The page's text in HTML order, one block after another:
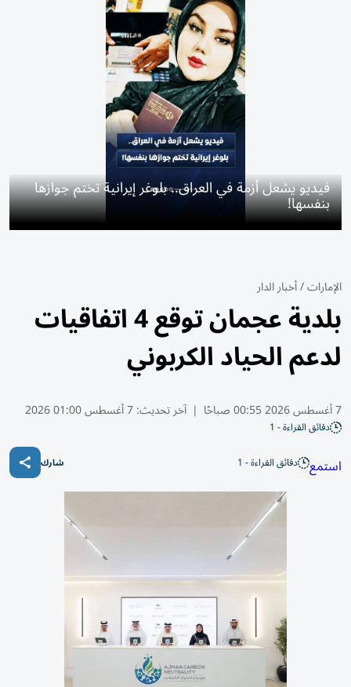
فيديو يشعل أزمة في العراق.. بلوغر إيرانية تختم جوازها
بنفسها!
الإمارات/أخبار الدار
بلدية عجمان توقع 4 اتفاقيات
لدعم الحياد الكربوني
7 أغسطس 2026 00:55 صباحًا | آخر تحديث:7 أغسطس 01:00 2026
دقائق القراءة - 1
استمع دقائق القراءة - 1 شارك